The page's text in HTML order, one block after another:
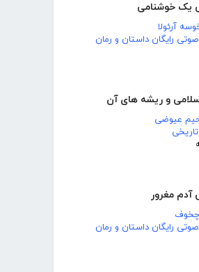
یک خوشنامی
آرئولا
رایگان داستان و رمان
و ریشه های آن
عیوضی
آدم مغرور
چخوف
رایگان داستان و رمان